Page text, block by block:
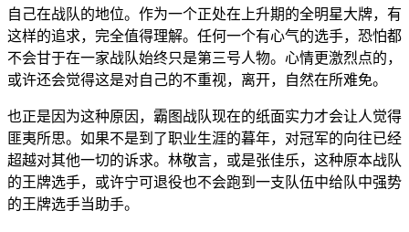
自己在战队的地位。作为一个正处在上升期的全明星大牌，有
这样的追求，完全值得理解。任何一个有心气的选手，恐怕都
不会甘于在一家战队始终只是第三号人物。心情更激烈点的，
或许还会觉得这是对自己的不重视，离开，自然在所难免。
也正是因为这种原因，霸图战队现在的纸面实力才会让人觉得
匪夷所思。如果不是到了职业生涯的暮年，对冠军的向往已经
超越对其他一切的诉求。林敬言，或是张佳乐，这种原本战队
的王牌选手，或许宁可退役也不会跑到一支队伍中给队中强势
的王牌选手当助手。